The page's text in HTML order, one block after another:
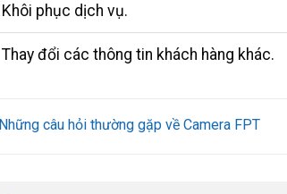
Khôi phục dịch vụ.
Thay đổi các thông tin khách hàng khác.
Những câu hỏi thường gặp về Camera FPT